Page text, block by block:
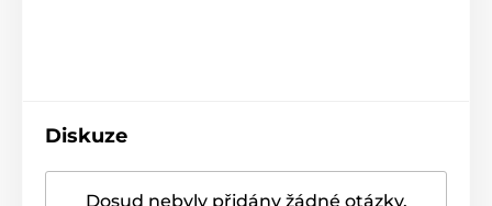
Diskuze
Dosud nebyly přidány žádné otázky.